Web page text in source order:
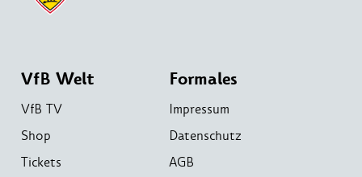
VfB Welt
VfB TV
Shop
Tickets
Formales
Impressum
Datenschutz
AGB